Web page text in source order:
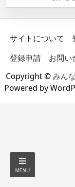
サイトについて
登録申請
お問い
Copyright ©みん
Powered by
MENU